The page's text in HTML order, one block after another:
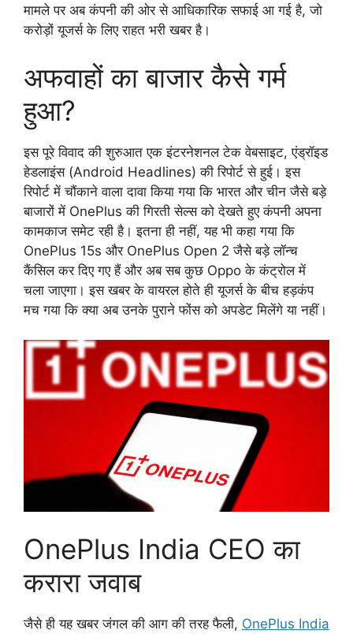
मामले पर अब कंपनी की ओर से आधिकारिक सफाई आ गई है, जो
करोड़ों यूजर्स के लिए राहत भरी खबर है।
अफवाहों का बाजार कैसे गर्म
हुआ?
इस पूरे विवाद की शुरुआत एक इंटरनेशनल टेक वेबसाइट, एंड्रॉइड
हेडलाइंस (Android Headlines) की रिपोर्ट से हुई। इस
रिपोर्ट में चौंकाने वाला दावा किया गया कि भारत और चीन जैसे बड़े
बाजारों में OnePlus की गिरती सेल्स को देखते हुए कंपनी अपना
कामकाज समेट रही है। इतना ही नहीं, यह भी कहा गया कि
OnePlus 15s और OnePlus Open 2 जैसे बड़े लॉन्च
कैंसिल कर दिए गए हैं और अब सब कुछ Oppo के कंट्रोल में
चला जाएगा। इस खबर के वायरल होते ही यूजर्स के बीच हड़कंप
मच गया कि क्या अब उनके पुराने फोंस को अपडेट मिलेंगे या नहीं।
OnePlus India CEO का
करारा जवाब
जैसे ही यह खबर जंगल की आग की तरह फैली, OnePlus India